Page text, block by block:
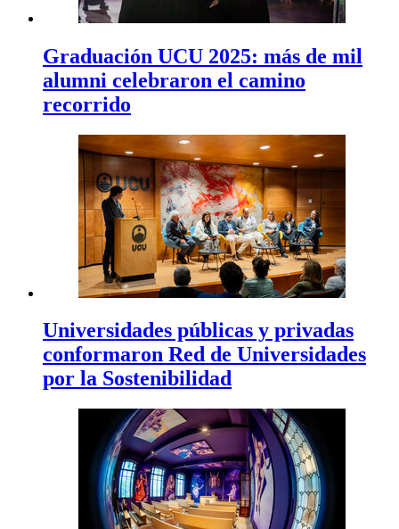
Graduación UCU 2025: más de mil
alumni celebraron el camino
recorrido
Universidades públicas y privadas
conformaron Red de Universidades
por la Sostenibilidad